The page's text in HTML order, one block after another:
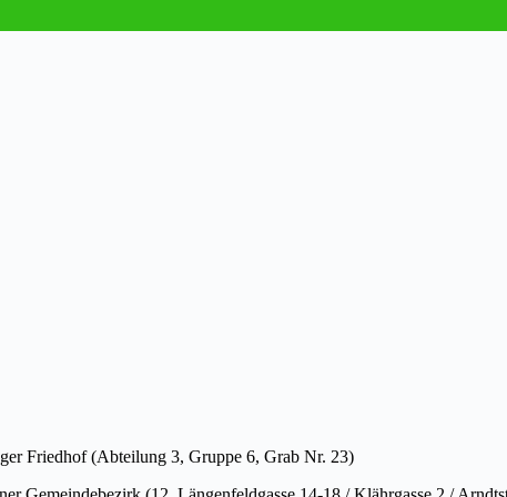
Friedhof (Abteilung 3, Gruppe 6, Grab Nr. 23)